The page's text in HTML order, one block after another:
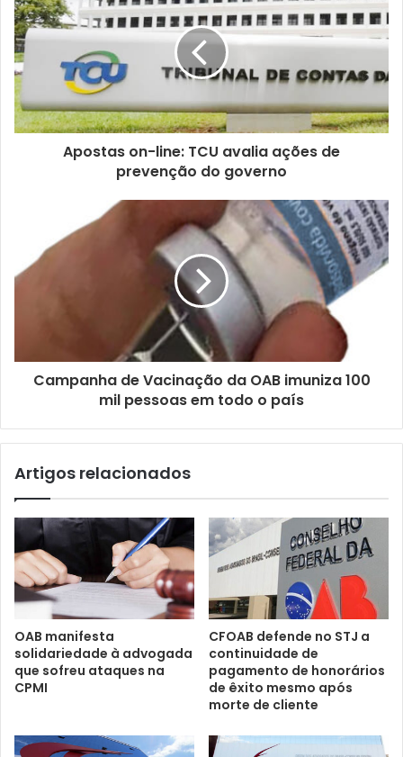
u
e
n
d
e
r
e
i
Apostas on-line: TCU avalia ações de
prevenção do governo
Campanha de Vacinação da OAB imuniza 100
mil pessoas em todo o país
Artigos relacionados
OAB manifesta
solidariedade à advogada
que sofreu ataques na
CPMI
CFOAB defende no STJ a
continuidade de
pagamento de honorários
de êxito mesmo após
morte de cliente